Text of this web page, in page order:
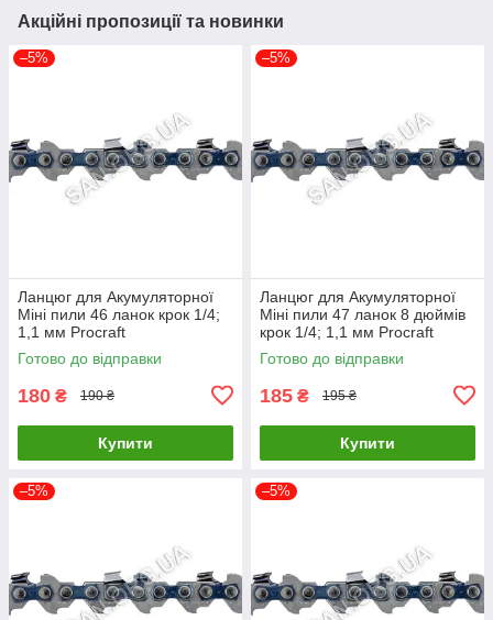
Акційні пропозиції та новинки
–5%
Ланцюг для Акумуляторної
Міні пили 46 ланок крок 1/4;
1,1 мм Procraft
Готово до відправки
180 ₴ 190 ₴
Купити
–5%
Ланцюг для Акумуляторної
Міні пили 47 ланок 8 дюймів
крок 1/4; 1,1 мм Procraft
Готово до відправки
185 ₴ 195 ₴
Купити
–5% –5%